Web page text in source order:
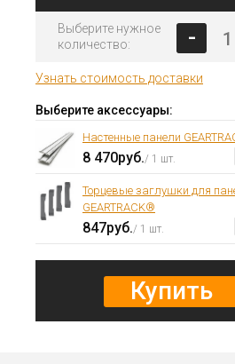
Выберите нужное
количество:
-
Узнать стоимость доставки
Выберите аксессуары:
Настенные панели
8 470руб./ 1 шт.
Торцевые заглушки для
GEARTRACK®
847руб./ 1 шт.
Купить